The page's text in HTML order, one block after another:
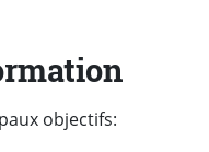
objectifs: